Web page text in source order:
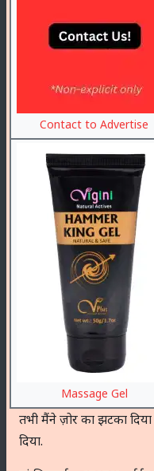
Contact to Advertise
Massage Gel
तभी मैंने ज़ोर का झटका
दिया.